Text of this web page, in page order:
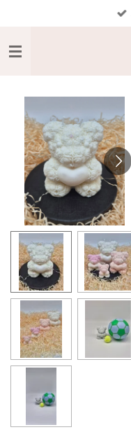
direct
naar
de
hoofdinhoud